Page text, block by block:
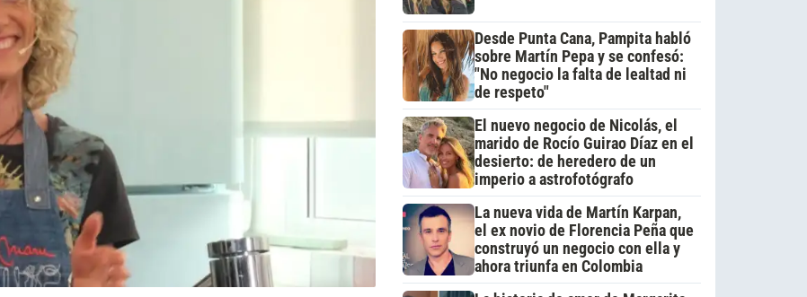
Desde Punta Cana, Pampita habló
sobre Martín Pepa y se confesó:
"No negocio la falta de lealtad ni
de respeto"
El nuevo negocio de Nicolás, el
marido de Rocío Guirao Díaz en el
desierto: de heredero de un
imperio a astrofotógrafo
La nueva vida de Martín Karpan,
el ex novio de Florencia Peña que
construyó un negocio con ella y
ahora triunfa en Colombia